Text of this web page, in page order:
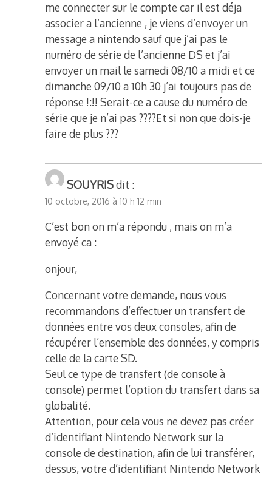
me connecter sur le compte car il est déja
associer a l’ancienne , je viens d’envoyer un
message a nintendo sauf que j’ai pas le
numéro de série de l’ancienne DS et j’ai
envoyer un mail le samedi 08/10 a midi et ce
dimanche 09/10 a 10h 30 j’ai toujours pas de
réponse !:!! Serait-ce a cause du numéro de
série que je n’ai pas ????Et si non que dois-je
faire de plus ???
SOUYRISdit :
10 octobre, 2016 à 10 h 12 min
C’est bon on m’a répondu , mais on m’a
envoyé ca :
onjour,
Concernant votre demande, nous vous
recommandons d’effectuer un transfert de
données entre vos deux consoles, afin de
récupérer l’ensemble des données, y compris
celle de la carte SD.
Seul ce type de transfert (de console à
console) permet l’option du transfert dans sa
globalité.
Attention, pour cela vous ne devez pas créer
d’identifiant Nintendo Network sur la
console de destination, afin de lui transférer,
dessus, votre d’identifiant Nintendo Network